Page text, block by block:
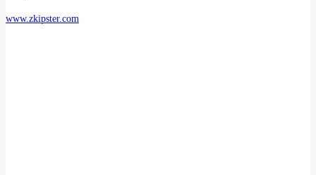
www.zkipster.com